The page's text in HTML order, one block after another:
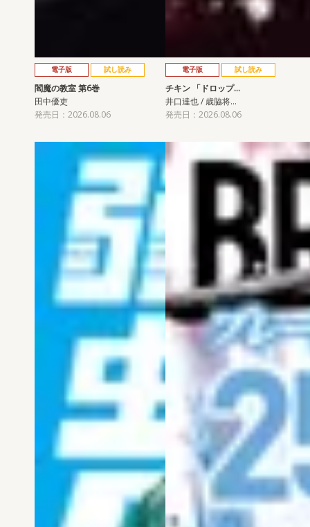
電子版 試し読み
閻魔の教室 第6巻
田中優吏
発売日：2026.08.06
電子版 試し読み
チキン 「ドロップ…
井口達也 / 歳脇将…
発売日：2026.08.06